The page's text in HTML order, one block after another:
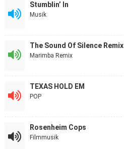
Stumblin’ In
Musik
The Sound Of Silence Remix
Marimba Remix
TEXAS HOLD EM
POP
Rosenheim Cops
Filmmusik